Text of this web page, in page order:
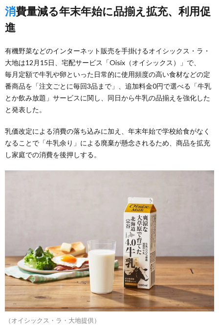
消費量減る年末年始に品揃え拡充、利用促
進
有機野菜などのインターネット販売を手掛けるオイシックス・ラ・
大地は12月15日、宅配サービス「Oisix（オイシックス）」で、
毎月定額で牛乳や卵といった日常的に使用頻度の高い食材などの定
番商品を「注文ごとに毎回3品まで」、追加料金0円で選べる「牛乳
とか飲み放題」サービスに関し、同日から牛乳の品揃えを強化した
と発表した。
乳価改定による消費の落ち込みに加え、年末年始で学校給食がなく
なることで「牛乳余り」による廃棄が懸念されるため、商品を拡充
し家庭での消費を後押しする。
（オイシックス・ラ・大地提供）